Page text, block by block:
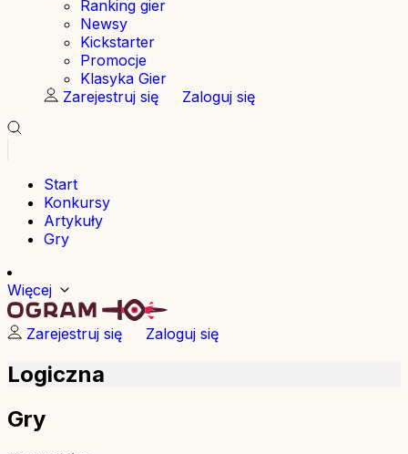
Ranking gier
Newsy
Kickstarter
Promocje
Klasyka Gier
Zarejestruj się
Zaloguj się
Start
Konkursy
Artykuły
Gry
Więcej
Zarejestruj się Zaloguj się
Logiczna
Gry